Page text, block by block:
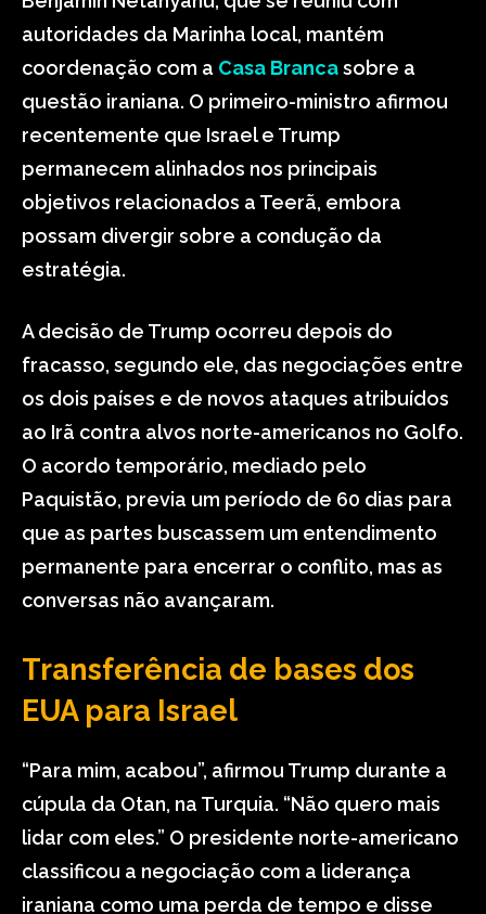
autoridades da Marinha local, mantém
coordenação com a Casa Brancasobre a
questão iraniana. O primeiro-ministro afirmou
recentemente que Israel e Trump
permanecem alinhados nos principais
objetivos relacionados a Teerã, embora
possam divergir sobre a condução da
estratégia.
A decisão de Trump ocorreu depois do
fracasso, segundo ele, das negociações entre
os dois países e de novos ataques atribuídos
ao Irã contra alvos norte-americanos no Golfo.
O acordo temporário, mediado pelo
Paquistão, previa um período de 60 dias para
que as partes buscassem um entendimento
permanente para encerrar o conflito, mas as
conversas não avançaram.
Transferência de bases dos
EUA para Israel
“Para mim, acabou”, afirmou Trump durante a
cúpula da Otan, na Turquia. “Não quero mais
lidar com eles.” O presidente norte-americano
classificou a negociação com a liderança
iraniana como uma perda de tempo e disse